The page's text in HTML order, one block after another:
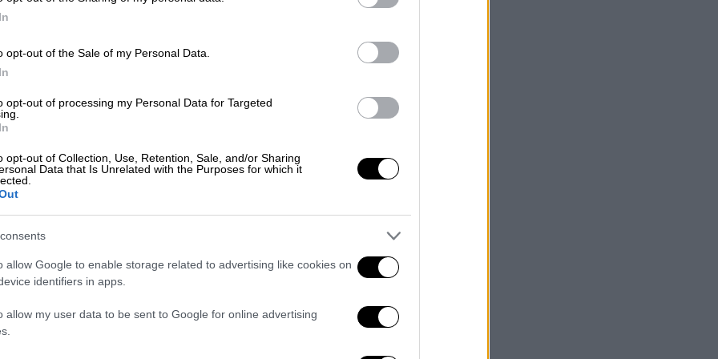
opt-out of the Sale of my Personal Data.
opt-out of processing my Personal Data for Targeted
opt-out of Collection, Use, Retention, Sale, and/or Sharing
Data that Is Unrelated with the Purposes for which it
allow Google to enable storage related to advertising like cookies on
identifiers in apps.
allow my user data to be sent to Google for online advertising
το ΕΘΝΟΣ στη Google
η
Ερντογάνπερί της μη χρήσης τωνF-
F-16πέταξε στηνπεριοχή του
μία παράβαση του FIR, πριν
.
του